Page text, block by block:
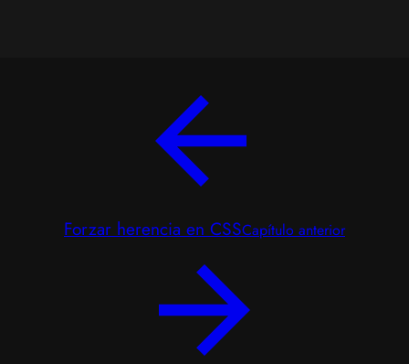
Forzar herencia en CSSCapítulo anterior